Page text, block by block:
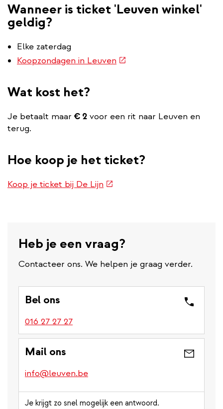
Wanneer is ticket 'Leuven winkel'
geldig?
Elke zaterdag
Koopzondagen in Leuven (externe
Wat kost het?
Je betaalt maar € 2 voor een rit naar Leuven en
terug.
Hoe koop je het ticket?
Koop je ticket bij De Lijn (externe
Heb je een vraag?
Contacteer ons. We helpen je graag verder.
Bel ons
016 27 27 27
Mail ons
info@leuven.be
Je krijgt zo snel mogelijk een antwoord.